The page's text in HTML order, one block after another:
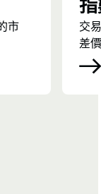
市
交
差